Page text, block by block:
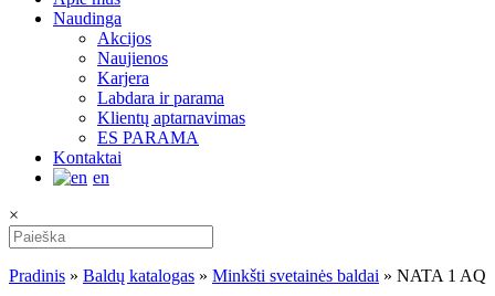
Naudinga
Akcijos
Naujienos
Karjera
Labdara ir parama
Klientų aptarnavimas
ES PARAMA
Kontaktai
en
×
Pradinis » Baldų katalogas » Minkšti svetainės baldai » NATA 1 AQ